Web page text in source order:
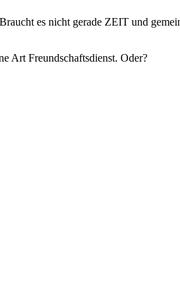
es nicht gerade ZEIT und
Art Freundschaftsdienst. Oder?